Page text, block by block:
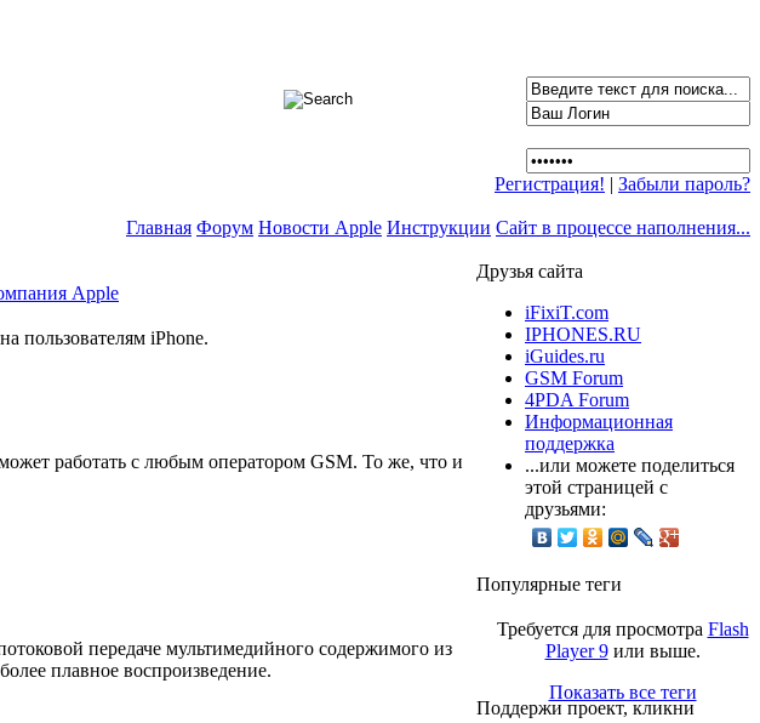
Регистрация! | Забыли пароль?
Главная Форум Новости Apple Инструкции Сайт в процессе наполнения...
Apple
пользователям iPhone.
работать с любым оператором GSM. То же, что и
передаче мультимедийного содержимого из
плавное воспроизведение.
Друзья сайта
iFixiT.com
IPHONES.RU
iGuides.ru
GSM Forum
4PDA Forum
Информационная
поддержка
...или можете поделиться
этой страницей с
друзьями:
Популярные теги
Требуется для просмотра Flash
Player 9или выше.
Показать все теги
Поддержи проект, кликни